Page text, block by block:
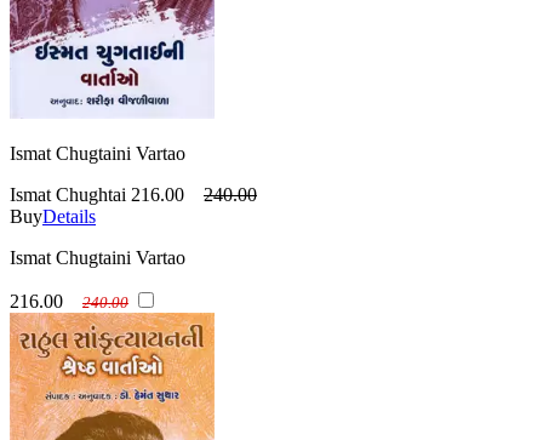
Ismat Chugtaini Vartao
Ismat Chughtai 216.00
240.00
BuyDetails
Ismat Chugtaini Vartao
216.00 240.00